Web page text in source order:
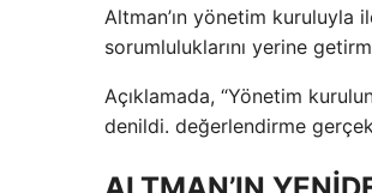
Altman’ın yönetim kuruluyla
sorumluluklarını yerine
Açıklamada, “Yönetim
denildi. değerlendirme